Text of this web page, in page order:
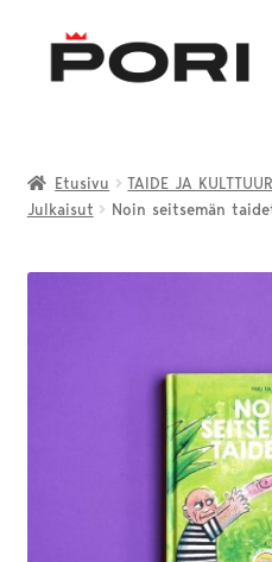
navigointiin
sisältöön
LIIKUNTA JA NUORISO
Etusivu TAIDE JA
Julkaisut
Noin seitsemän